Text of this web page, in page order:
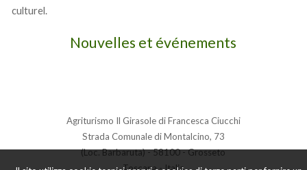
culturel.
Nouvelles et événements
Agriturismo Il Girasole di Francesca Ciucchi
Strada Comunale di Montalcino, 73
(Loc. Barbaruta) - 58100 - Grosseto